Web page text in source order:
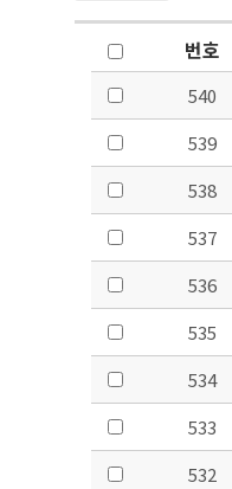
번호
540
539
538
537
536
535
534
533
532